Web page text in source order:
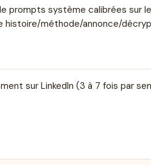
prompts système calibrées sur
histoire/méthode/annonce/
sur LinkedIn (3 à 7 fois par